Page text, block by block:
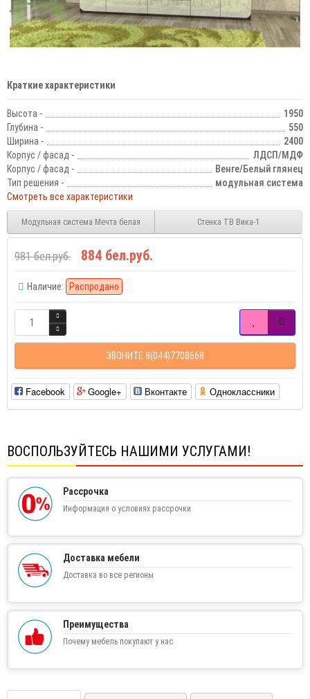
Краткие характеристики
Высота -
1950
Глубина -
550
Ширина -
2400
Корпус / фасад -
ЛДСП/МДФ
Корпус / фасад -
Венге/Белый глянец
Тип решения -
модульная система
Смотреть все характеристики
Модульная система Мечта белая Стенка ТВ Вика-1
981 бел.руб. 884 бел.руб.
Наличие: Распродано
ЗВОНИТЕ 8(044)7708668
Facebook Google+ Вконтакте Одноклассники
ВОСПОЛЬЗУЙТЕСЬ НАШИМИ УСЛУГАМИ!
Рассрочка
Информация о условиях рассрочки
Доставка мебели
Доставка во все регионы
Преимущества
Почему мебель покупают у нас